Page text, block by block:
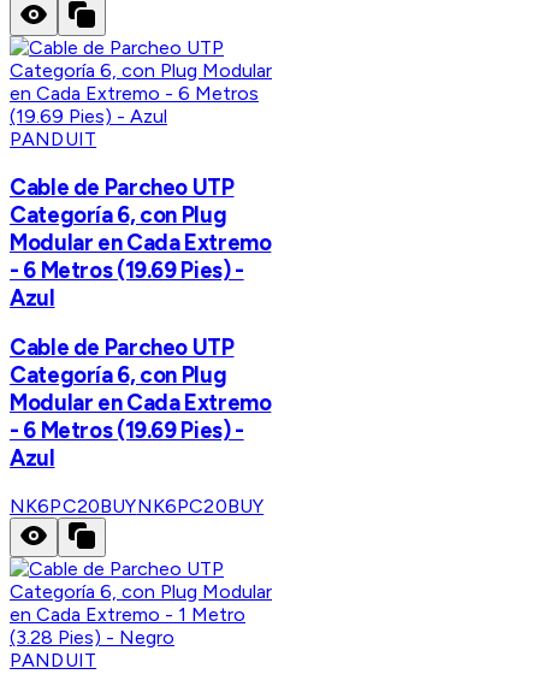
PANDUIT
Cable de Parcheo UTP
Categoría 6, con Plug
Modular en Cada Extremo
- 6 Metros (19.69 Pies) -
Azul
Cable de Parcheo UTP
Categoría 6, con Plug
Modular en Cada Extremo
- 6 Metros (19.69 Pies) -
Azul
NK6PC20BUYNK6PC20BUY
PANDUIT